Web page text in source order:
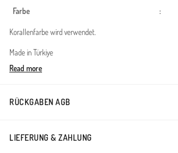
Farbe
:
Korallenfarbe wird verwendet.
Made in Türkiye
Read more
RÜCKGABEN AGB
LIEFERUNG & ZAHLUNG